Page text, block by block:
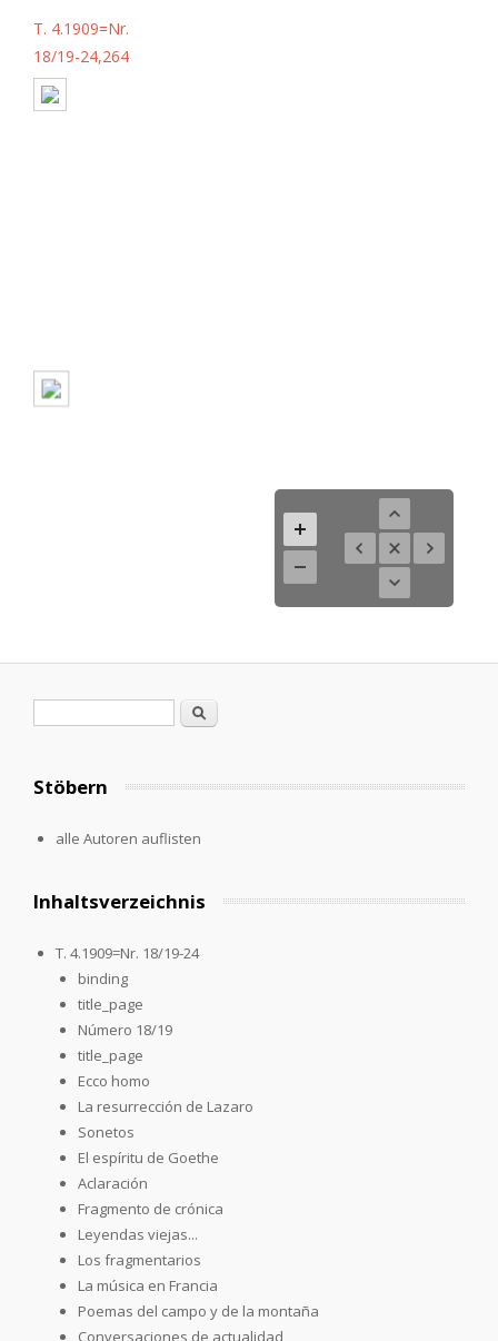
T. 4.1909=Nr.
18/19-24,264
Suche
Stöbern
alle Autoren auflisten
Inhaltsverzeichnis
T. 4.1909=Nr. 18/19-24
binding
title_page
Número 18/19
title_page
Ecco homo
La resurrección de Lazaro
Sonetos
El espíritu de Goethe
Aclaración
Fragmento de crónica
Leyendas viejas...
Los fragmentarios
La música en Francia
Poemas del campo y de la montaña
Conversaciones de actualidad